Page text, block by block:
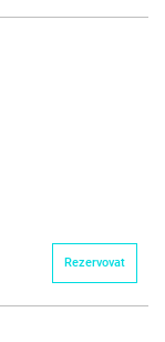
Rezervovat